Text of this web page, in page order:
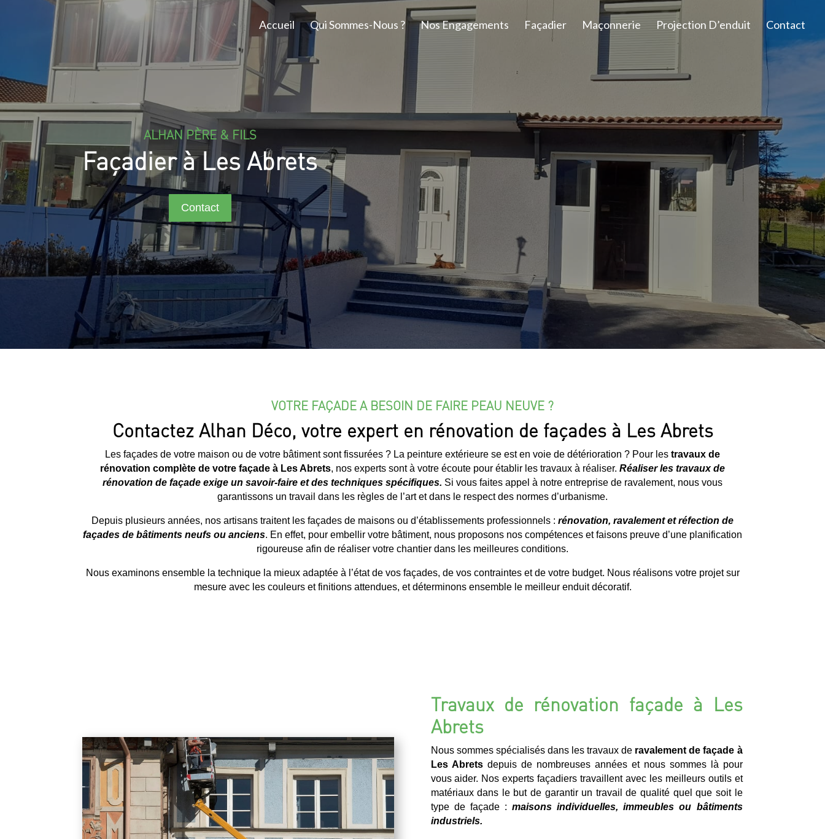
Accueil Qui Sommes-Nous ? Nos Engagements Façadier Maçonnerie Projection D’enduit Contact
ALHAN PÈRE & FILS
Façadier à Les Abrets
Contact
VOTRE FAÇADE A BESOIN DE FAIRE PEAU NEUVE ?
Contactez Alhan Déco, votre expert en rénovation de façades à Les Abrets
Les façades de votre maison ou de votre bâtiment sont fissurées ? La peinture extérieure se est en voie de détérioration ? Pour les travaux de
rénovation complète de votre façade à Les Abrets, nos experts sont à votre écoute pour établir les travaux à réaliser. Réaliser les travaux de
rénovation de façade exige un savoir-faire et des techniques spécifiques. Si vous faites appel à notre entreprise de ravalement, nous vous
garantissons un travail dans les règles de l’art et dans le respect des normes d’urbanisme.
Depuis plusieurs années, nos artisans traitent les façades de maisons ou d’établissements professionnels : rénovation, ravalement et réfection de
façades de bâtiments neufs ou anciens. En effet, pour embellir votre bâtiment, nous proposons nos compétences et faisons preuve d’une planification
rigoureuse afin de réaliser votre chantier dans les meilleures conditions.
Nous examinons ensemble la technique la mieux adaptée à l’état de vos façades, de vos contraintes et de votre budget. Nous réalisons votre projet sur
mesure avec les couleurs et finitions attendues, et déterminons ensemble le meilleur enduit décoratif.
Travaux de rénovation façade à Les
Abrets
Nous sommes spécialisés dans les travaux de ravalement de façade à
Les Abretsdepuis de nombreuses années et nous sommes là pour
vous aider. Nos experts façadiers travaillent avec les meilleurs outils et
matériaux dans le but de garantir un travail de qualité quel que soit le
type de façade :maisons individuelles, immeubles ou bâtiments
industriels.